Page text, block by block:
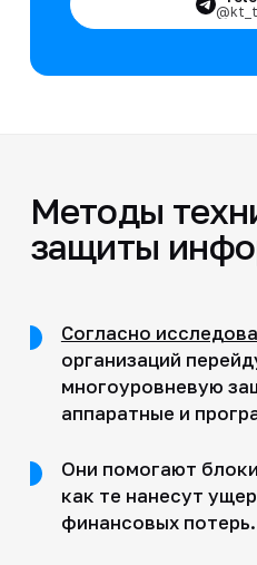
Методы
защиты
Согласно
организаций
многоуровневую
аппаратные и
Они помогают
как те нанесут
финансовых потерь.